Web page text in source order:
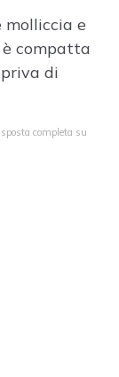
molliccia e
è compatta
di
completa su